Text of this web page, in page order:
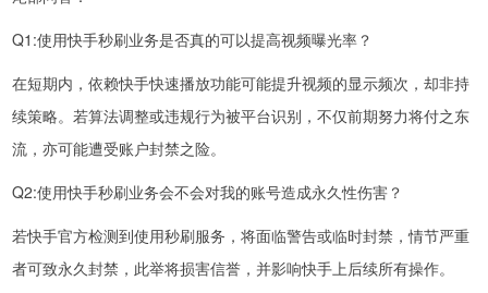
Q1:使用快手秒刷业务是否真的可以提高视频曝光率？
在短期内，依赖快手快速播放功能可能提升视频的显示频次，却非持
续策略。若算法调整或违规行为被平台识别，不仅前期努力将付之东
流，亦可能遭受账户封禁之险。
Q2:使用快手秒刷业务会不会对我的账号造成永久性伤害？
若快手官方检测到使用秒刷服务，将面临警告或临时封禁，情节严重
者可致永久封禁，此举将损害信誉，并影响快手上后续所有操作。